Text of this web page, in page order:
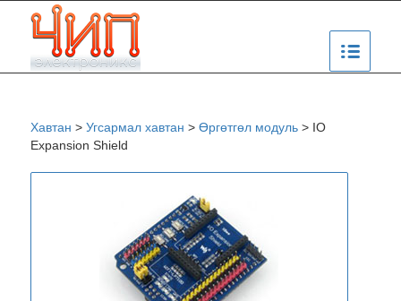
Хавтан > Угсармал хавтан > Өргөтгөл модуль> IO
Expansion Shield